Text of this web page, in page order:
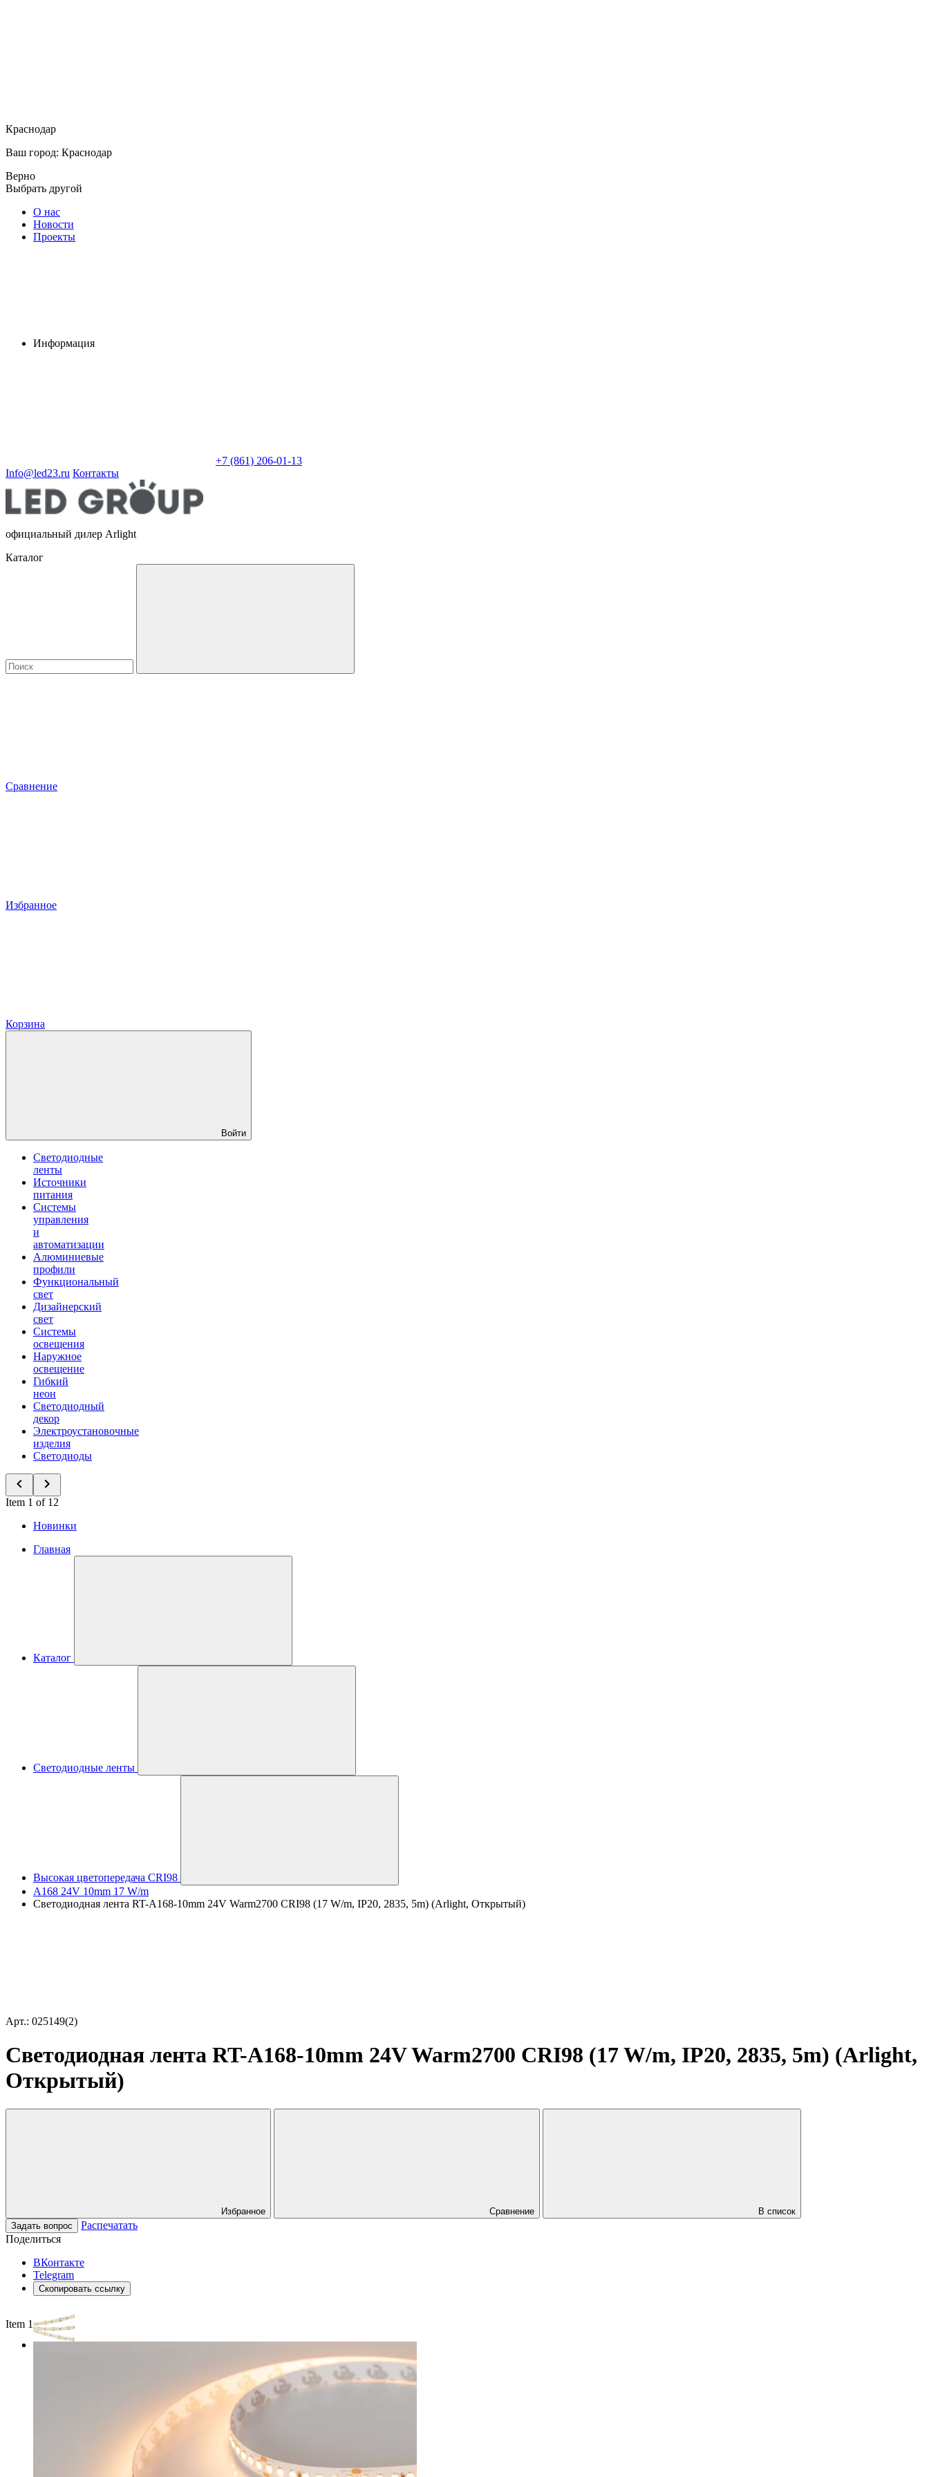
Краснодар
Ваш город: Краснодар
Верно
Выбрать другой
О нас
Новости
Проекты
Информация
+7 (861) 206-01-13
Info@led23.ru Контакты
официальный дилер Arlight
Каталог
Сравнение
Избранное
Корзина
Войти
Светодиодные
ленты
Источники
питания
Системы
управления
и
автоматизации
Алюминиевые
профили
Функциональный
свет
Дизайнерский
свет
Системы
освещения
Наружное
освещение
Гибкий
неон
Светодиодный
декор
Электроустановочные
изделия
Светодиоды
Item 1 of 12
Новинки
Главная
Каталог
Светодиодные ленты
Высокая цветопередача CRI98
A168 24V 10mm 17 W/m
Светодиодная лента RT-A168-10mm 24V Warm2700 CRI98 (17 W/m, IP20, 2835, 5m) (Arlight, Открытый)
Арт.: 025149(2)
Светодиодная лента RT-A168-10mm 24V Warm2700 CRI98 (17 W/m, IP20, 2835, 5m) (Arlight,
Открытый)
Избранное Сравнение
В список
Задать вопрос
Распечатать
Поделиться
ВКонтакте
Telegram
Скопировать ссылку
Item 1 of 3